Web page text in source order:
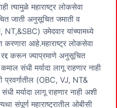
त्यामुळे महाराष्ट्र लोकसेवा
जाती अनुसूचित जमाती व
NT,&SBC) उमेदवार यांच्यामध्ये
करणारा आहे.महाराष्ट्र लोकसेवा
करून ज्याप्रमाणे अनुसूचित
संधी मर्यादा लागू राहणार नाही
प्रवर्गातील (OBC, VJ, NT&
मर्यादा लागू राहणार नाही अशी
संपूर्ण महाराष्ट्रातील ओबीसी